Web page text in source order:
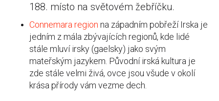
188. místo na světovém žebříčku.
Connemara region na západním pobřeží Irska je
jedním z mála zbývajících regionů, kde lidé
stále mluví irsky (gaelsky) jako svým
mateřským jazykem. Původní irská kultura je
zde stále velmi živá, ovce jsou všude v okolí
krása přírody vám vezme dech.